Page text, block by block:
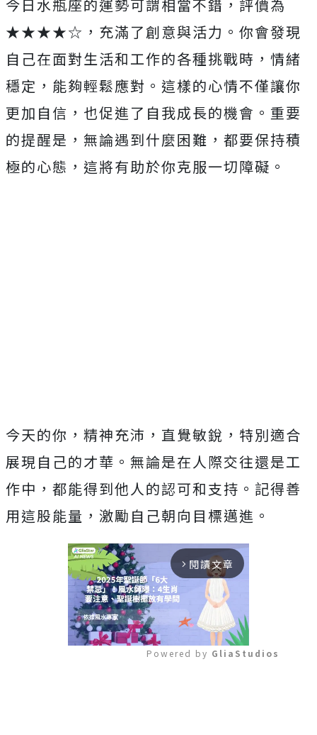
今日水瓶座的運勢可謂相當不錯，評價為
★★★★☆，充滿了創意與活力。你會發現
自己在面對生活和工作的各種挑戰時，情緒
穩定，能夠輕鬆應對。這樣的心情不僅讓你
更加自信，也促進了自我成長的機會。重要
的提醒是，無論遇到什麼困難，都要保持積
極的心態，這將有助於你克服一切障礙。
今天的你，精神充沛，直覺敏銳，特別適合
展現自己的才華。無論是在人際交往還是工
作中，都能得到他人的認可和支持。記得善
用這股能量，激勵自己朝向目標邁進。
arrow_forward_ios 閱讀文章
Powered by GliaStudios